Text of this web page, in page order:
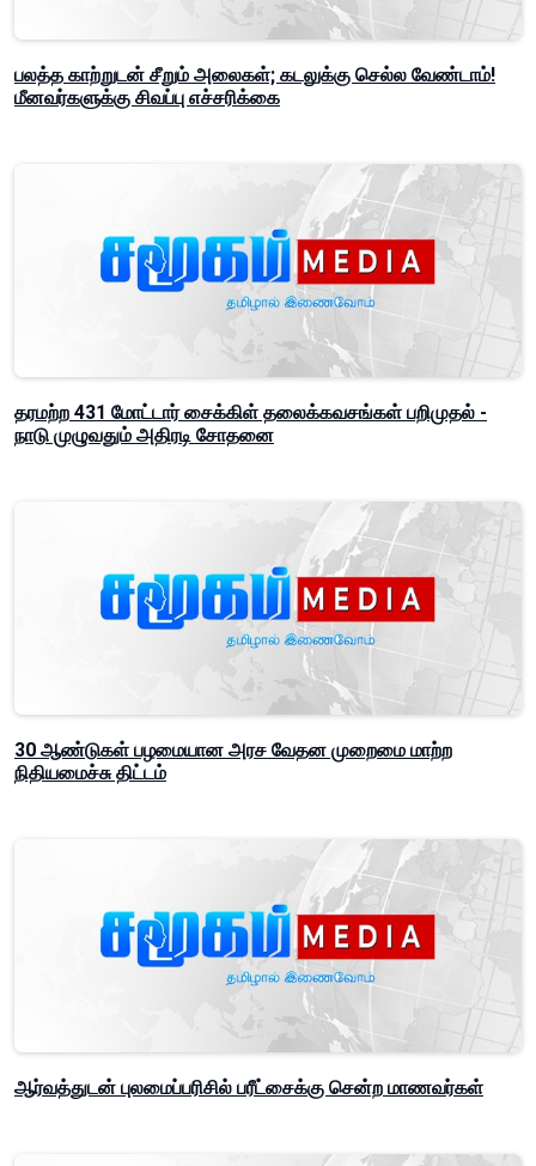
பலத்த காற்றுடன் சீறும் அலைகள்; கடலுக்கு செல்ல வேண்டாம்!
மீனவர்களுக்கு சிவப்பு எச்சரிக்கை
தரமற்ற 431 மோட்டார் சைக்கிள் தலைக்கவசங்கள் பறிமுதல் -
நாடு முழுவதும் அதிரடி சோதனை
30 ஆண்டுகள் பழமையான அரச வேதன முறைமை மாற்ற
நிதியமைச்சு திட்டம்
ஆர்வத்துடன் புலமைப்பரிசில் பரீட்சைக்கு சென்ற மாணவர்கள்